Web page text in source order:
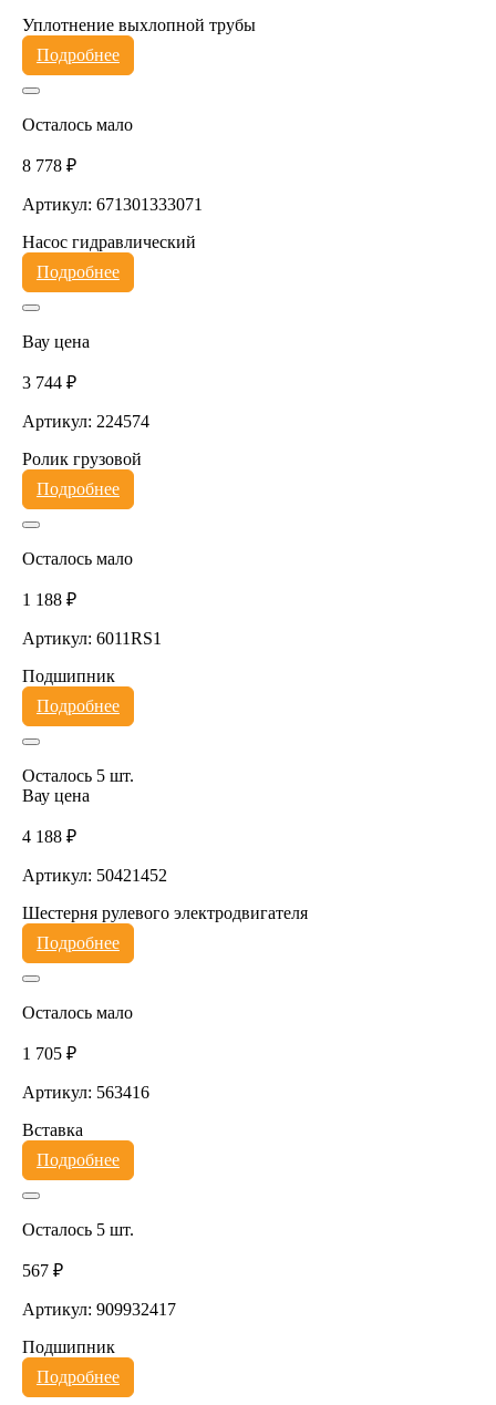
Уплотнение выхлопной трубы
Подробнее
Осталось мало
8 778 ₽
Артикул: 671301333071
Насос гидравлический
Подробнее
Вау цена
3 744 ₽
Артикул: 224574
Ролик грузовой
Подробнее
Осталось мало
1 188 ₽
Артикул: 6011RS1
Подшипник
Подробнее
Осталось 5 шт.
Вау цена
4 188 ₽
Артикул: 50421452
Шестерня рулевого электродвигателя
Подробнее
Осталось мало
1 705 ₽
Артикул: 563416
Вставка
Подробнее
Осталось 5 шт.
567 ₽
Артикул: 909932417
Подшипник
Подробнее